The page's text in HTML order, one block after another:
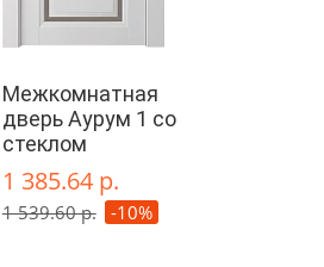
Межкомнатная
дверь Аурум 1 со
стеклом
1 385.64 р.
1 539.60 р. -10%